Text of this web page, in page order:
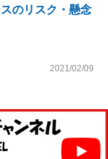
のリスク・懸念
2021/02/09